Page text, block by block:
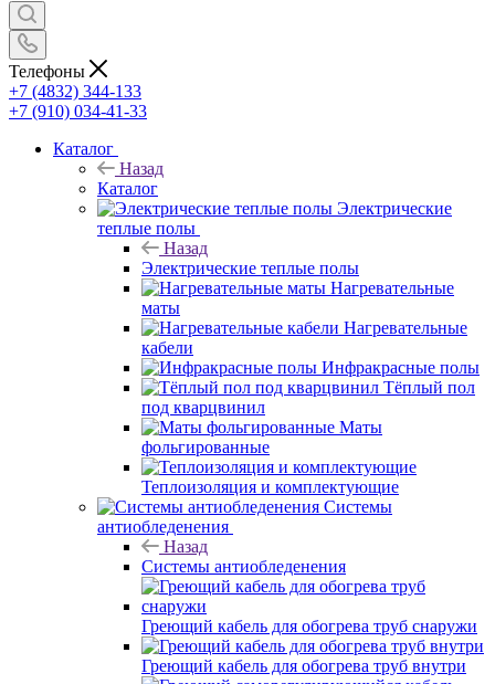
Телефоны
+7 (4832) 344-133
+7 (910) 034-41-33
Каталог
Назад
Каталог
Электрические
теплые полы
Назад
Электрические теплые полы
Нагревательные
маты
Нагревательные
кабели
Инфракрасные полы
Тёплый пол
под кварцвинил
Маты
фольгированные
Теплоизоляция и комплектующие
Системы
антиобледенения
Назад
Системы антиобледенения
Греющий кабель для обогрева труб снаружи
Греющий кабель для обогрева труб внутри